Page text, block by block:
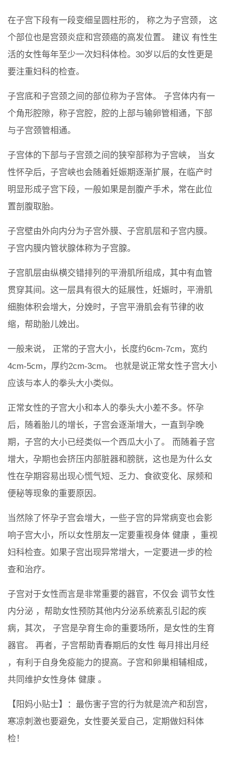
在子宫下段有一段变细呈圆柱形的， 称之为子宫颈， 这
个部位也是宫颈炎症和宫颈癌的高发位置。 建议 有性生
活的女性每年至少一次妇科体检。30岁以后的女性更是
要注重妇科的检查。
子宫底和子宫颈之间的部位称为子宫体。 子宫体内有一
个角形腔隙，称子宫腔，腔的上部与输卵管相通，下部
与子宫颈管相通。
子宫体的下部与子宫颈之间的狭窄部称为子宫峡， 当女
性怀孕后，子宫峡也会随着妊娠期逐渐扩展，在临产时
明显形成子宫下段，一般如果是剖腹产手术，常在此位
置剖腹取胎。
子宫壁由外向内分为子宫外膜、子宫肌层和子宫内膜。
子宫内膜内管状腺体称为子宫腺。
子宫肌层由纵横交错排列的平滑肌所组成，其中有血管
贯穿其间。这一层具有很大的延展性，妊娠时，平滑肌
细胞体积会增大，分娩时，子宫平滑肌会有节律的收
缩，帮助胎儿娩出。
一般来说， 正常的子宫大小，长度约6cm-7cm，宽约
4cm-5cm，厚约2cm-3cm。 也就是说正常女性子宫大小
应该与本人的拳头大小类似。
正常女性的子宫大小和本人的拳头大小差不多。怀孕
后，随着胎儿的增长，子宫会逐渐增大，一直到孕晚
期，子宫的大小已经类似一个西瓜大小了。 而随着子宫
增大，孕期也会挤压内部脏器和膀胱，这也是为什么女
性在孕期容易出现心慌气短、乏力、食欲变化、尿频和
便秘等现象的重要原因。
当然除了怀孕子宫会增大，一些子宫的异常病变也会影
响子宫大小，所以女性朋友一定要重视身体 健康 ，重视
妇科检查。如果子宫出现异常增大，一定要进一步的检
查和治疗。
子宫对于女性而言是非常重要的器官，不仅会 调节女性
内分泌 ，帮助女性预防其他内分泌系统紊乱引起的疾
病，其次， 子宫是孕育生命的重要场所，是女性的生育
器官。 再者，子宫帮助青春期后的女性 每月排出月经
，有利于自身免疫能力的提高。子宫和卵巢相辅相成，
共同维护女性身体 健康 。
【阳妈小贴士】：最伤害子宫的行为就是流产和刮宫，
寒凉刺激也要避免，女性要关爱自己，定期做妇科体
检！